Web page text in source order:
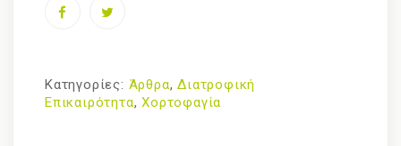
Κατηγορίες: Άρθρα,Διατροφική
Επικαιρότητα,Χορτοφαγία